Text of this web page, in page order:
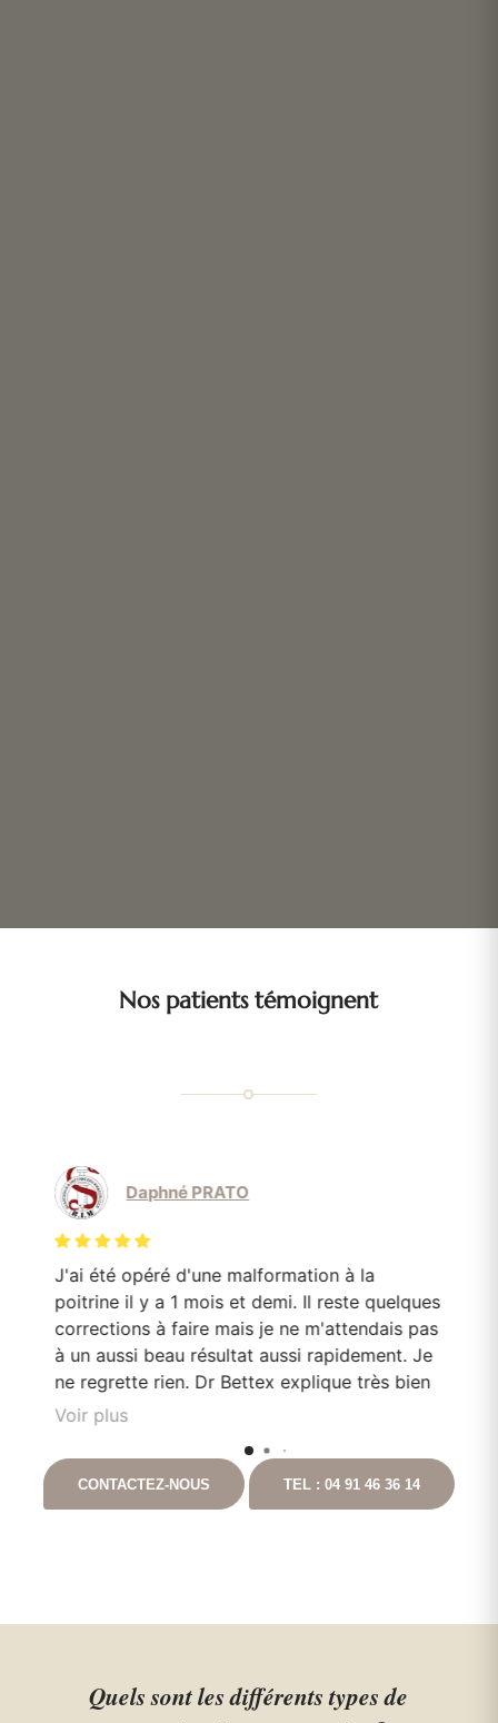
Nos patients témoignent
Daphné PRATO
J'ai été opéré d'une malformation à la
poitrine il y a 1 mois et demi. Il reste quelques
corrections à faire mais je ne m'attendais pas
à un aussi beau résultat aussi rapidement. Je
ne regrette rien. Dr Bettex explique très bien
son rôle dans. la. prise en soin et est très à
en cas que questionnement. Ayant pour
projet de continuer les chirurgies correctrices
avec lui suite à un gros amaigrissement, je ne
Voir plus
CONTACTEZ-NOUS TEL : 04 91 46 36 14
Quels sont les différents types de